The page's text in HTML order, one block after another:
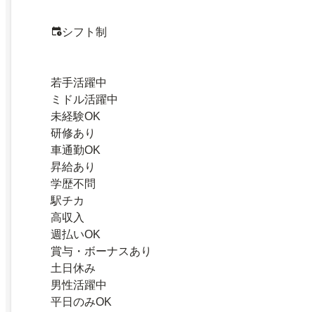
シフト制
若手活躍中
ミドル活躍中
未経験OK
研修あり
車通勤OK
昇給あり
学歴不問
駅チカ
高収入
週払いOK
賞与・ボーナスあり
土日休み
男性活躍中
平日のみOK